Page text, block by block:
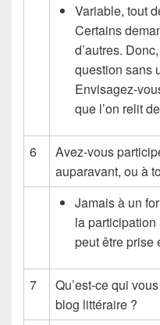
Variable, tout
Certains
d’autres.
question sans
Envisagez-
que l’on relit
6
Avez-vous
auparavant, ou à
Jamais à un
la
peut être prise
7
Qu’est-ce qui
blog littéraire ?